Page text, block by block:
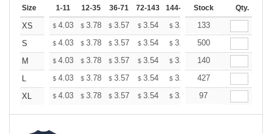
Size 1-11 12-35 36-71 72-143 144-287 288 + More
Stock Qty.
XS $ 4.03 $ 3.78 $ 3.57 $ 3.54 $ 3.48 $3.45
133
S
$ 4.03 $ 3.78 $ 3.57 $ 3.54 $ 3.48 $3.45
500
M
$ 4.03 $ 3.78 $ 3.57 $ 3.54 $ 3.48 $3.45
140
L
$ 4.03 $ 3.78 $ 3.57 $ 3.54 $ 3.48 $3.45
427
XL
$ 4.03 $ 3.78 $ 3.57 $ 3.54 $ 3.48 $3.45
97